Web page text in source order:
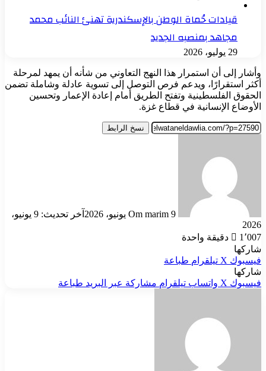
قيادات حُماة الوطن بالإسكندرية تهنئ النائب محمد
مجاهد بمنصبه الجديد
29 يوليو، 2026
وأشار إلى أن استمرار هذا النهج التعاوني من شأنه أن يمهد لمرحلة
أكثر استقرارًا، ويدعم فرص التوصل إلى تسوية عادلة وشاملة تضمن
الحقوق الفلسطينية وتفتح الطريق أمام إعادة الإعمار وتحسين
الأوضاع الإنسانية في قطاع غزة.
نسخ الرابط
Om marim 9 يونيو، 2026
آخر تحديث: 9 يونيو،
2026
1٬007
دقيقة واحدة
شاركها
فيسبوك ‫X تيلقرام طباعة
شاركها
فيسبوك ‫X واتساب تيلقرام مشاركة عبر البريد طباعة